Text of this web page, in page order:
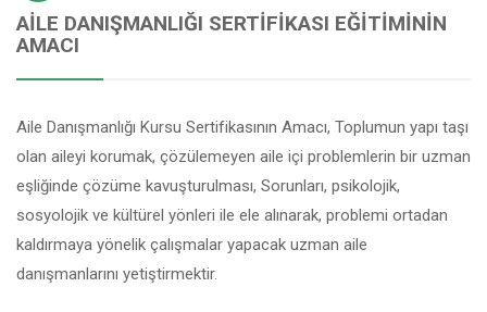
AILE DANIŞMANLIĞI SERTIFIKASI EĞITIMININ
AMACI
Aile Danışmanlığı Kursu Sertifikasının Amacı, Toplumun yapı taşı
olan aileyi korumak, çözülemeyen aile içi problemlerin bir uzman
eşliğinde çözüme kavuşturulması, Sorunları, psikolojik,
sosyolojik ve kültürel yönleri ile ele alınarak, problemi ortadan
kaldırmaya yönelik çalışmalar yapacak uzman aile
danışmanlarını yetiştirmektir.